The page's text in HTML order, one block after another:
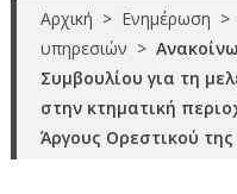
Αρχική > Ενημέρωση >
υπηρεσιών >
Συμβουλίου για τη
στην κτηματική
Άργους Ορεστικού